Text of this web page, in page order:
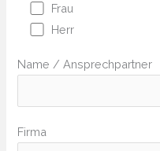
Frau
Herr
Name / Ansprechpartner
Firma